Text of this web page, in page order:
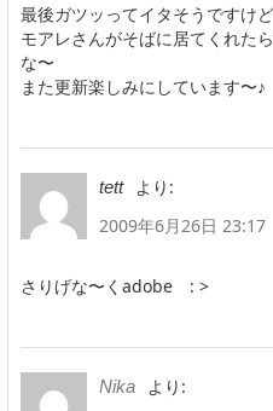
最後ガツッってイタそうですけど
モアレさんがそばに居てくれた
な〜
また更新楽しみにしています〜♪
tett
より:
2009年6月26日 23:17
さりげな〜くadobe : >
Nika
より: